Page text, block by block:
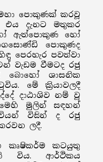
පොකුණක් කරවූ
දැනට මතුකර
ඇත්පොකුණ හෝ
පොකුණද
පෙරහැර පවත්වා
වැඩම වීමටද රජු
බොහෝ ශාසනික
මේ ක්‍රියාවලදී
දාඨාශිව නම් වූ
මුලින් සඳහන්
විසින් ද රජු
ලදී.
කෘෂිකර්ම කටයුතු
විය. ආර්ථිකය